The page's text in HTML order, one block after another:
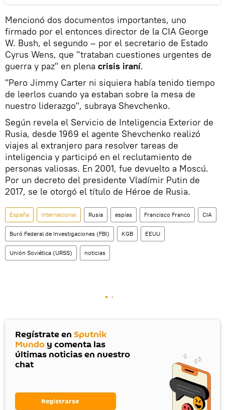
Mencionó dos documentos importantes, uno
firmado por el entonces director de la CIA George
W. Bush, el segundo – por el secretario de Estado
Cyrus Wens, que "trataban cuestiones urgentes de
guerra y paz" en plena crisis iraní.
"Pero Jimmy Carter ni siquiera había tenido tiempo
de leerlos cuando ya estaban sobre la mesa de
nuestro liderazgo", subraya Shevchenko.
Según revela el Servicio de Inteligencia Exterior de
Rusia, desde 1969 el agente Shevchenko realizó
viajes al extranjero para resolver tareas de
inteligencia y participó en el reclutamiento de
personas valiosas. En 2001, fue devuelto a Moscú.
Por un decreto del presidente Vladímir Putin de
2017, se le otorgó el título de Héroe de Rusia.
España Internacional Rusia espías Francisco Franco CIA
Buró Federal de Investigaciones (FBI) KGB EEUU
Unión Soviética (URSS) noticias
Regístrate en Sputnik
Mundo y comenta las
últimas noticias en nuestro
chat
Registrarse